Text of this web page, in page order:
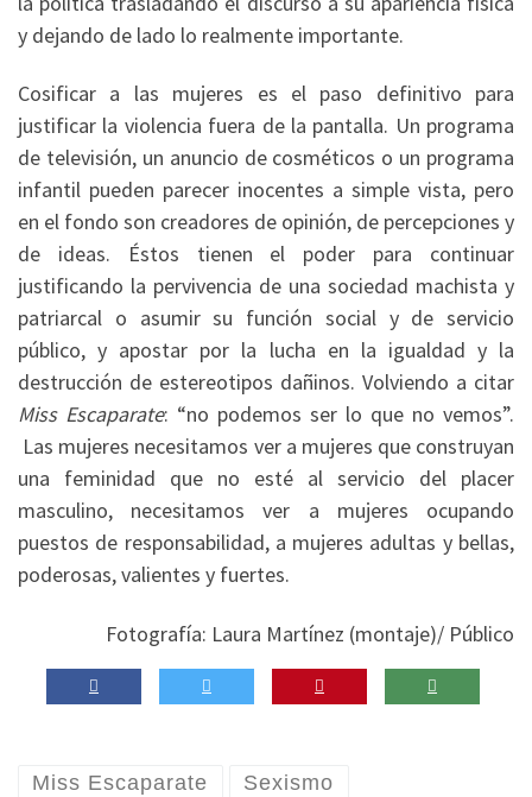
y dejando de lado lo realmente importante.
Cosificar a las mujeres es el paso definitivo para
justificar la violencia fuera de la pantalla. Un programa
de televisión, un anuncio de cosméticos o un programa
infantil pueden parecer inocentes a simple vista, pero
en el fondo son creadores de opinión, de percepciones y
de ideas. Éstos tienen el poder para continuar
justificando la pervivencia de una sociedad machista y
patriarcal o asumir su función social y de servicio
público, y apostar por la lucha en la igualdad y la
destrucción de estereotipos dañinos. Volviendo a citar
Miss Escaparate: “no podemos ser lo que no vemos”.
Las mujeres necesitamos ver a mujeres que construyan
una feminidad que no esté al servicio del placer
masculino, necesitamos ver a mujeres ocupando
puestos de responsabilidad, a mujeres adultas y bellas,
poderosas, valientes y fuertes.
Fotografía: Laura Martínez (montaje)/ Público
Miss Escaparate Sexismo